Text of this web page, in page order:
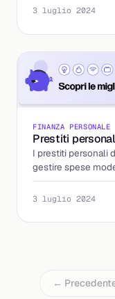
3 luglio 2024
FINANZA PERSONALE
Prestiti
I prestiti personali
gestire spese
facilmente.
3 luglio 2024
←